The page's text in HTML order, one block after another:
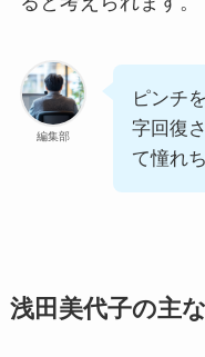
編集部
ピンチ
字回復
て憧れ
浅田美代子の主